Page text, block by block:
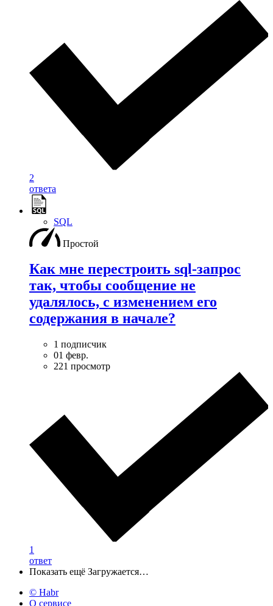
2
ответа
SQL
Простой
Как мне перестроить sql-запрос
так, чтобы сообщение не
удалялось, с изменением его
содержания в начале?
1 подписчик
01 февр.
221 просмотр
1
ответ
Показать ещё Загружается…
© Habr
О сервисе